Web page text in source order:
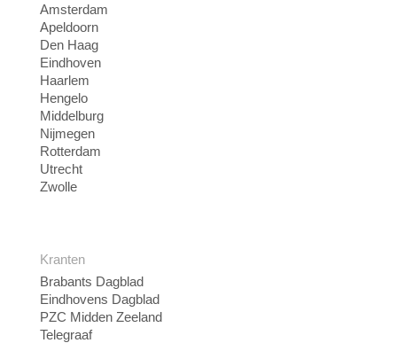
Amsterdam
Apeldoorn
Den Haag
Eindhoven
Haarlem
Hengelo
Middelburg
Nijmegen
Rotterdam
Utrecht
Zwolle
Kranten
Brabants Dagblad
Eindhovens Dagblad
PZC Midden Zeeland
Telegraaf